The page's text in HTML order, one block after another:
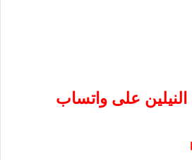
النيلين على واتساب